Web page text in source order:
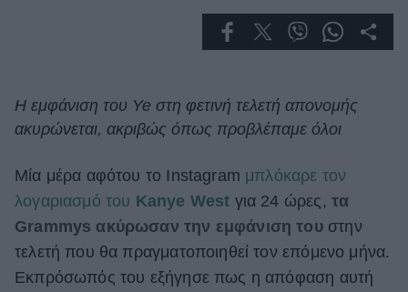
Cooking
Green
Αφιερώματα
ΒΟΞ
Η εμφάνιση του Ye στη φετινή τελετή απονομής
ακυρώνεται, ακριβώς όπως προβλέπαμε όλοι
Μία μέρα αφότου το Instagram μπλόκαρε τον
λογαριασμό του Kanye West για 24 ώρες, τα
Grammys ακύρωσαν την εμφάνιση τουστην
τελετή που θα πραγματοποιηθεί τον επόμενο μήνα.
Εκπρόσωπός του εξήγησε πως η απόφαση αυτή